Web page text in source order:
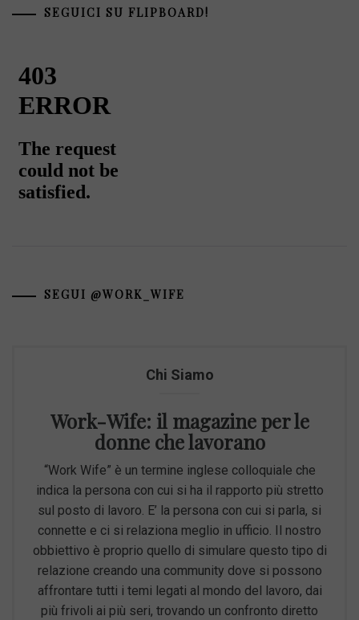
SEGUICI SU FLIPBOARD!
SEGUI @WORK_WIFE
Chi Siamo
Work-Wife: il magazine per le
donne che lavorano
“Work Wife” è un termine inglese colloquiale che
indica la persona con cui si ha il rapporto più stretto
sul posto di lavoro. E’ la persona con cui si parla, si
connette e ci si relaziona meglio in ufficio. Il nostro
obbiettivo è proprio quello di simulare questo tipo di
relazione creando una community dove si possono
affrontare tutti i temi legati al mondo del lavoro, dai
più frivoli ai più seri, trovando un confronto diretto